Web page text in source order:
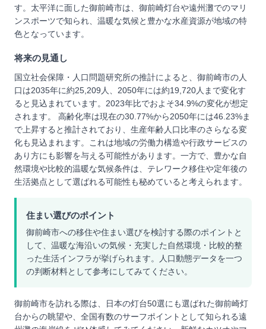
す。太平洋に面した御前崎市は、御前崎灯台や遠州灘でのマリ
ンスポーツで知られ、温暖な気候と豊かな水産資源が地域の特
色となっています。
将来の見通し
国立社会保障・人口問題研究所の推計によると、御前崎市の人
口は2035年に約25,209人、2050年には約19,720人まで変化す
ると見込まれています。2023年比でおよそ34.9%の変化が想定
されます。 高齢化率は現在の30.77%から2050年には46.23%ま
で上昇すると推計されており、生産年齢人口比率のさらなる変
化も見込まれます。これは地域の労働力構造や行政サービスの
あり方にも影響を与える可能性があります。一方で、豊かな自
然環境や比較的温暖な気候条件は、テレワーク移住や定年後の
生活拠点として選ばれる可能性も秘めていると考えられます。
住まい選びのポイント
御前崎市への移住や住まい選びを検討する際のポイントと
して、温暖な海沿いの気候・充実した自然環境・比較的整
った生活インフラが挙げられます。人口動態データを一つ
の判断材料として参考にしてみてください。
御前崎市を訪れる際は、日本の灯台50選にも選ばれた御前崎灯
台からの眺望や、全国有数のサーフポイントとして知られる遠